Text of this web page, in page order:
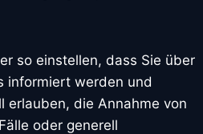
so einstellen, dass Sie über
informiert werden und
erlauben, die Annahme von
oder generell